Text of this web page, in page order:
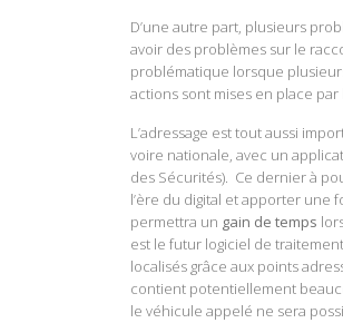
D’une autre part, plusieurs
avoir des problèmes sur le
problématique lorsque
actions sont mises en place
L’adressage est tout aussi
voire nationale, avec un
des Sécurités). Ce dernier à
l’ère du digital et apporter une
permettra un gain de temps
est le futur logiciel de
localisés grâce aux points
contient potentiellement
le véhicule appelé ne sera